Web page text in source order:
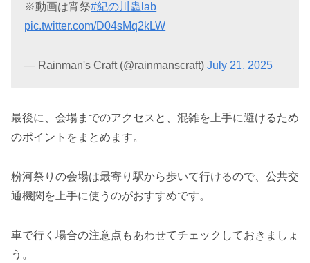
※動画は宵祭#紀の川蟲lab
pic.twitter.com/D04sMq2kLW
— Rainman's Craft (@rainmanscraft)July 21, 2025
最後に、会場までのアクセスと、混雑を上手に避けるため
のポイントをまとめます。
粉河祭りの会場は最寄り駅から歩いて行けるので、公共交
通機関を上手に使うのがおすすめです。
車で行く場合の注意点もあわせてチェックしておきましょ
う。